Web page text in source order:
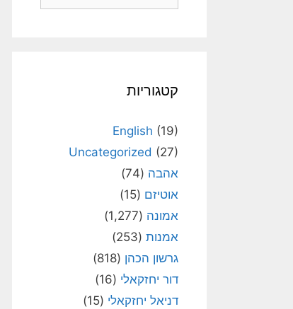
קטגוריות
English (19)
Uncategorized (27)
אהבה (74)
אוטיזם (15)
אמונה (1,277)
אמנות (253)
גרשון הכהן (818)
דור יחזקאלי (16)
דניאל יחזקאלי (15)